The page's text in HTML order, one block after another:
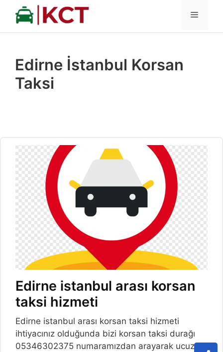
İçeriğe
MENÜ
Edirne İstanbul Korsan
Taksi
Edirne istanbul arası korsan
taksi hizmeti
Edirne istanbul arası korsan taksi hizmeti
ihtiyacınız olduğunda bizi korsan taksi durağı
05346302375 numaramızdan arayarak ucuz ve